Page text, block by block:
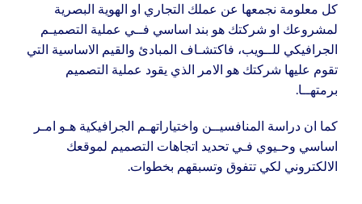
كل معلومة نجمعها عن عملك التجاري او الهوية البصرية
لمشروعك او شركتك هو بند اساسي فــي عملية التصميـم
الجرافيكي للــويب، فاكتشـاف المبادئ والقيم الاساسية التي
تقوم عليها شركتك هو الامر الذي يقود عملية التصميم
برمتهــا.
كما ان دراسة المنافسيــن واختياراتهـم الجرافيكية هـو امـر
اساسي وحـيوي فـي تحديد اتجاهات التصميم لموقعك
الالكتروني لكي تتفوق وتسبقهم بخطوات.